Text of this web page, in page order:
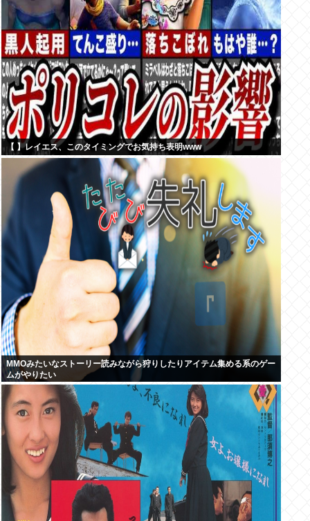
【 】レイエス、このタイミングでお気持ち表明www
MMOみたいなストーリー読みながら狩りしたりアイテム集める系のゲー
ムがやりたい